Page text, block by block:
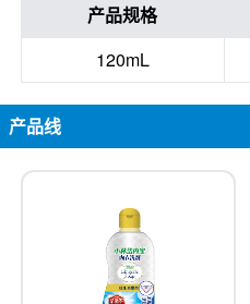
产品规格
120mL
产品线